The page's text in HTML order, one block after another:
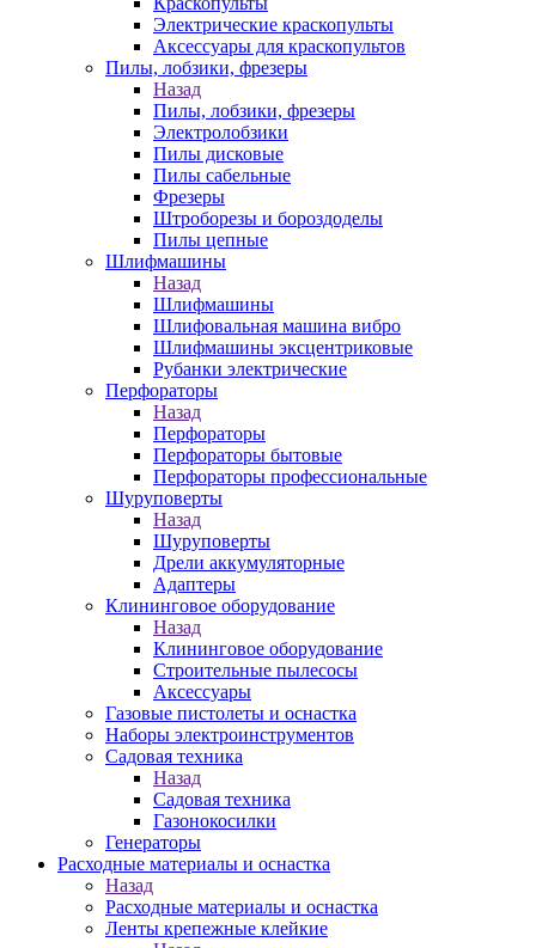
Электрические краскопульты
Аксессуары для краскопультов
Пилы, лобзики, фрезеры
Назад
Пилы, лобзики, фрезеры
Электролобзики
Пилы дисковые
Пилы сабельные
Фрезеры
Штроборезы и бороздоделы
Пилы цепные
Шлифмашины
Назад
Шлифмашины
Шлифовальная машина вибро
Шлифмашины эксцентриковые
Рубанки электрические
Перфораторы
Назад
Перфораторы
Перфораторы бытовые
Перфораторы профессиональные
Шуруповерты
Назад
Шуруповерты
Дрели аккумуляторные
Адаптеры
Клининговое оборудование
Назад
Клининговое оборудование
Строительные пылесосы
Аксессуары
Газовые пистолеты и оснастка
Наборы электроинструментов
Садовая техника
Назад
Садовая техника
Газонокосилки
Генераторы
Расходные материалы и оснастка
Назад
Расходные материалы и оснастка
Ленты крепежные клейкие